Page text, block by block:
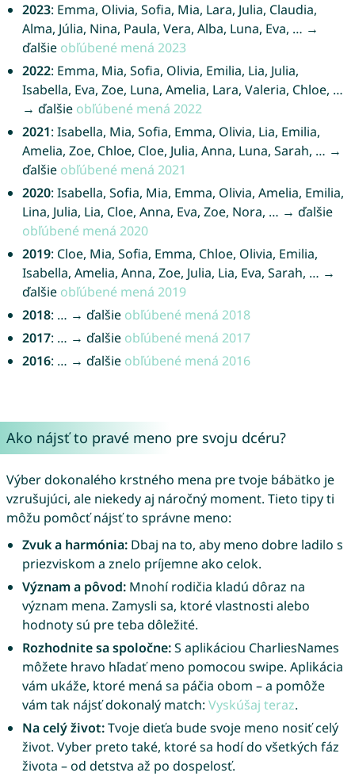
2023: Emma, Olivia, Sofia, Mia, Lara, Julia, Claudia,
Alma, Júlia, Nina, Paula, Vera, Alba, Luna, Eva, … →
ďalšie obľúbené mená 2023
2022: Emma, Mia, Sofia, Olivia, Emilia, Lia, Julia,
Isabella, Eva, Zoe, Luna, Amelia, Lara, Valeria, Chloe, …
→ ďalšie obľúbené mená 2022
2021: Isabella, Mia, Sofia, Emma, Olivia, Lia, Emilia,
Amelia, Zoe, Chloe, Cloe, Julia, Anna, Luna, Sarah, … →
ďalšie obľúbené mená 2021
2020: Isabella, Sofia, Mia, Emma, Olivia, Amelia, Emilia,
Lina, Julia, Lia, Cloe, Anna, Eva, Zoe, Nora, … → ďalšie
obľúbené mená 2020
2019: Cloe, Mia, Sofia, Emma, Chloe, Olivia, Emilia,
Isabella, Amelia, Anna, Zoe, Julia, Lia, Eva, Sarah, … →
ďalšie obľúbené mená 2019
2018: … → ďalšie obľúbené mená 2018
2017: … → ďalšie obľúbené mená 2017
2016: … → ďalšie obľúbené mená 2016
Ako nájsť to pravé meno pre svoju dcéru?
Výber dokonalého krstného mena pre tvoje bábätko je
vzrušujúci, ale niekedy aj náročný moment. Tieto tipy ti
môžu pomôcť nájsť to správne meno:
Zvuk a harmónia:Dbaj na to, aby meno dobre ladilo s
priezviskom a znelo príjemne ako celok.
Význam a pôvod:Mnohí rodičia kladú dôraz na
význam mena. Zamysli sa, ktoré vlastnosti alebo
hodnoty sú pre teba dôležité.
Rozhodnite sa spoločne:S aplikáciou CharliesNames
môžete hravo hľadať meno pomocou swipe. Aplikácia
vám ukáže, ktoré mená sa páčia obom – a pomôže
vám tak nájsť dokonalý match: Vyskúšaj teraz.
Na celý život:Tvoje dieťa bude svoje meno nosiť celý
život. Vyber preto také, ktoré sa hodí do všetkých fáz
života – od detstva až po dospelosť.